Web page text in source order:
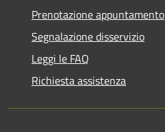
Prenotazione appuntamento
Segnalazione disservizio
Leggi le FAQ
Richiesta assistenza